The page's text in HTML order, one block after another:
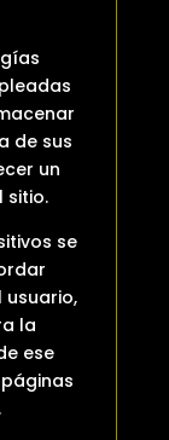
de sus
un
sitio.
se
la
ese